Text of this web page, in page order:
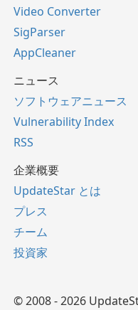
Video Converter
SigParser
AppCleaner
ニュース
ソフトウェアニュース
Vulnerability Index
RSS
企業概要
UpdateStar とは
プレス
チーム
投資家
© 2008 - 2026